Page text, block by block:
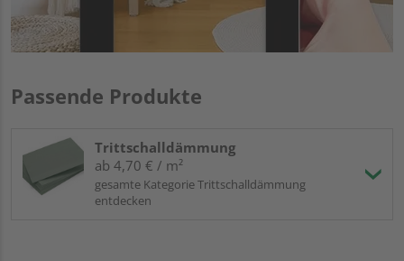
Passende Produkte
Trittschalldämmung
ab 4,70 € / m²
gesamte Kategorie Trittschalldämmung
entdecken